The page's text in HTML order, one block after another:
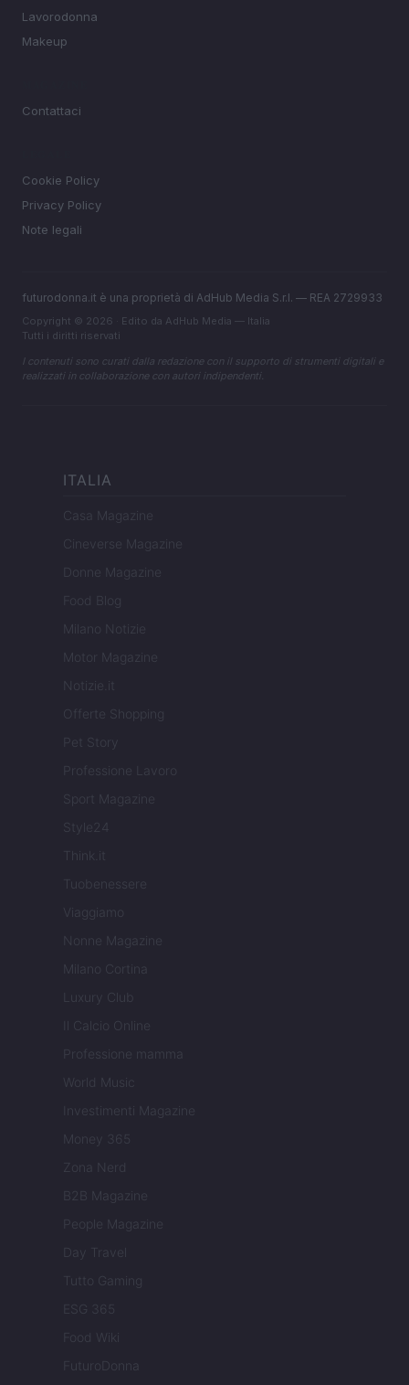
Lavorodonna
Makeup
Contattaci
Cookie Policy
Privacy Policy
Note legali
futurodonna.it è una proprietà di AdHub Media S.r.l. — REA 2729933
Copyright © 2026 · Edito da AdHub Media — Italia
Tutti i diritti riservati
I contenuti sono curati dalla redazione con il supporto di strumenti digitali e
realizzati in collaborazione con autori indipendenti.
ITALIA
Casa Magazine
Cineverse Magazine
Donne Magazine
Food Blog
Milano Notizie
Motor Magazine
Notizie.it
Offerte Shopping
Pet Story
Professione Lavoro
Sport Magazine
Style24
Think.it
Tuobenessere
Viaggiamo
Nonne Magazine
Milano Cortina
Luxury Club
Il Calcio Online
Professione mamma
World Music
Investimenti Magazine
Money 365
Zona Nerd
B2B Magazine
People Magazine
Day Travel
Tutto Gaming
ESG 365
Food Wiki
FuturoDonna